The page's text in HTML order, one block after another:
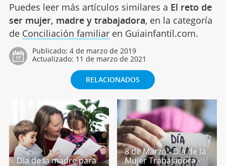
Puedes leer más artículos similares a El reto de
ser mujer, madre y trabajadora, en la categoría
de Conciliación familiaren Guiainfantil.com.
Publicado: 4 de marzo de 2019
Actualizado: 11 de marzo de 2021
RELACIONADOS
Día de la madre para
8 de Marzo - Día de la
Mujer Trabajadora -